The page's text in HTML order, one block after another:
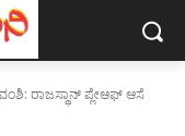
ರಾಜಸ್ಥಾನ್‌ ಪ್ಲೇಆಫ್‌ ಆಸೆ